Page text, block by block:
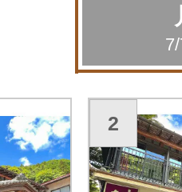
2